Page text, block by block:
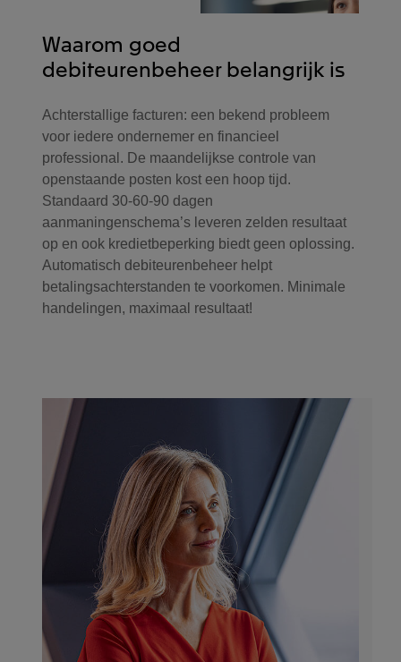
Waarom goed
debiteurenbeheer belangrijk is
Achterstallige facturen: een bekend probleem
voor iedere ondernemer en financieel
professional. De maandelijkse controle van
openstaande posten kost een hoop tijd.
Standaard 30-60-90 dagen
aanmaningenschema’s leveren zelden resultaat
op en ook kredietbeperking biedt geen oplossing.
Automatisch debiteurenbeheer helpt
betalingsachterstanden te voorkomen. Minimale
handelingen, maximaal resultaat!